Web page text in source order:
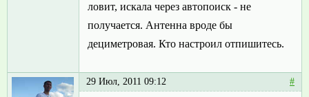
ловит, искала через автопоиск - не
получается. Антенна вроде бы
дециметровая. Кто настроил отпишитесь.
29 Июл, 2011 09:12 #